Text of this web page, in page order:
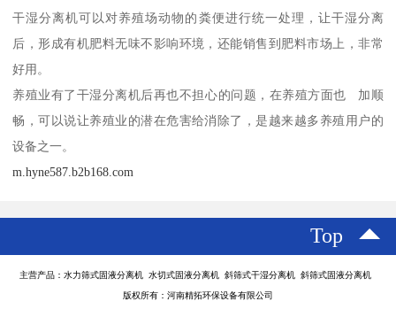
干湿分离机可以对养殖场动物的粪便进行统一处理，让干湿分离
后，形成有机肥料无味不影响环境，还能销售到肥料市场上，非常
好用。
养殖业有了干湿分离机后再也不担心的问题，在养殖方面也 加顺
畅，可以说让养殖业的潜在危害给消除了，是越来越多养殖用户的
设备之一。
m.hyne587.b2b168.com
Top
主营产品：水力筛式固液分离机 水切式固液分离机 斜筛式干湿分离机 斜筛式固液分离机
版权所有：河南精拓环保设备有限公司